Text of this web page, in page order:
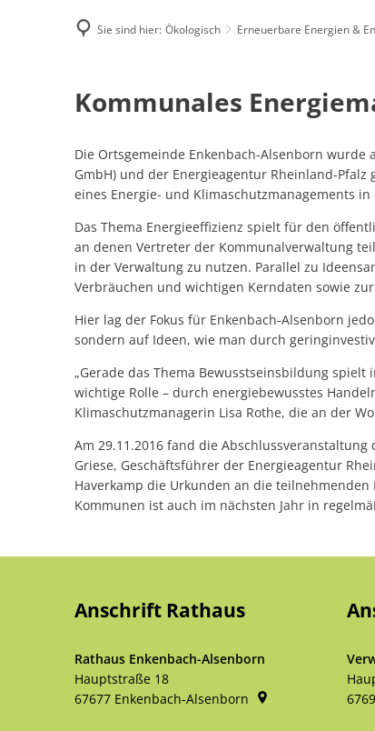
Sie sind hier: Ökologisch Erneuerbare Energien &
Kommunales
Kommunales
Die Ortsgemeinde Enkenbach-Alsenborn
GmbH) und der Energieagentur Rheinland-
eines Energie- und Klimaschutzmanagements
Das Thema Energieeffizienz spielt für den
an denen Vertreter der Kommunalverwaltung
in der Verwaltung zu nutzen. Parallel zu
Verbräuchen und wichtigen Kerndaten sowie
Hier lag der Fokus für Enkenbach-Alsenborn
sondern auf Ideen, wie man durch
„Gerade das Thema Bewusstseinsbildung
wichtige Rolle – durch energiebewusstes
Klimaschutzmanagerin Lisa Rothe, die an der
Am 29.11.2016 fand die
Griese, Geschäftsführer der Energieagentur
Haverkamp die Urkunden an die
Kommunen ist auch im nächsten Jahr in
Anschrift Rathaus
Rathaus Enkenbach-Alsenborn
Hauptstraße 18
67677 Enkenbach-Alsenborn